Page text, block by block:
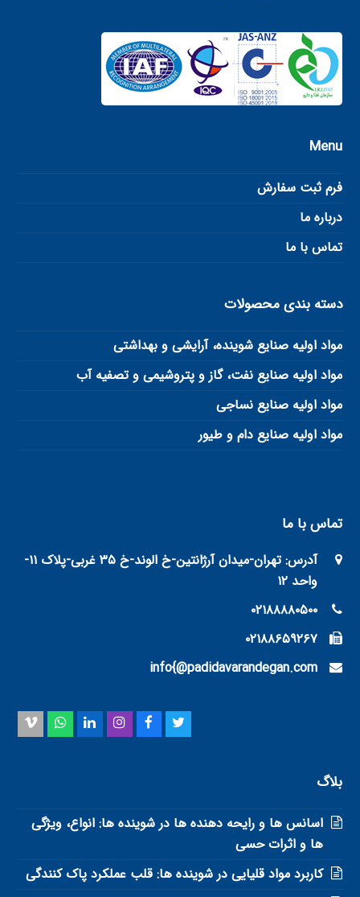
Menu
فرم ثبت سفارش
درباره ما
تماس با ما
دسته بندی محصولات
مواد اولیه صنایع شوینده، آرایشی و بهداشتی
مواد اولیه صنایع نفت، گاز و پتروشیمی و تصفیه آب
مواد اولیه صنایع نساجی
مواد اولیه صنایع دام و طیور
تماس با ما
آدرس: تهران-میدان آرژانتین-خ الوند-خ ۳۵ غربی-پلاک ۱۱-
واحد ۱۲
۰۲۱۸۸۸۸۰۵۰۰
۰۲۱۸۸۶۵۹۲۶۷
info{@padidavarandegan.com
Twitter
Facebook
Instagram
LinkedIn
بلاگ
اسانس ها و رایحه دهنده ها در شوینده ها: انواع، ویژگی
ها و اثرات حسی
کاربرد مواد قلیایی در شوینده ها: قلب عملکرد پاک کنندگی